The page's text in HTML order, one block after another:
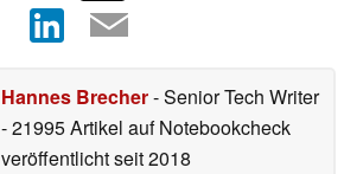
Hannes Brecher- Senior Tech Writer
- 21995 Artikel auf Notebookcheck
veröffentlichtseit 2018